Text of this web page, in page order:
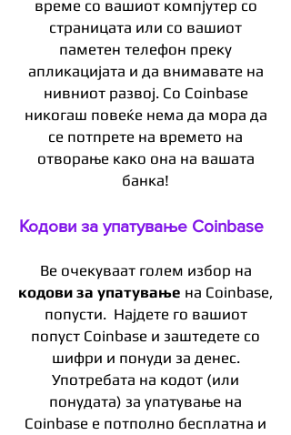
време со вашиот компјутер со
страницата или со вашиот
паметен телефон преку
апликацијата и да внимавате на
нивниот развој. Со Coinbase
никогаш повеќе нема да мора да
се потпрете на времето на
отворање како она на вашата
банка!
Кодови за упатување Coinbase
Ве очекуваат голем избор на
кодови за упатување на Coinbase,
попусти. Најдете го вашиот
попуст Coinbase и заштедете со
шифри и понуди за денес.
Употребата на кодот (или
понудата) за упатување на
Coinbase е потполно бесплатна и